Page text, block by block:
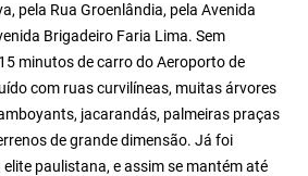
pela Rua Groenlândia, pela Avenida
Brigadeiro Faria Lima. Sem
minutos de carro do Aeroporto de
com ruas curvilíneas, muitas árvores
jacarandás, palmeiras praças
de grande dimensão. Já foi
paulistana, e assim se mantém até